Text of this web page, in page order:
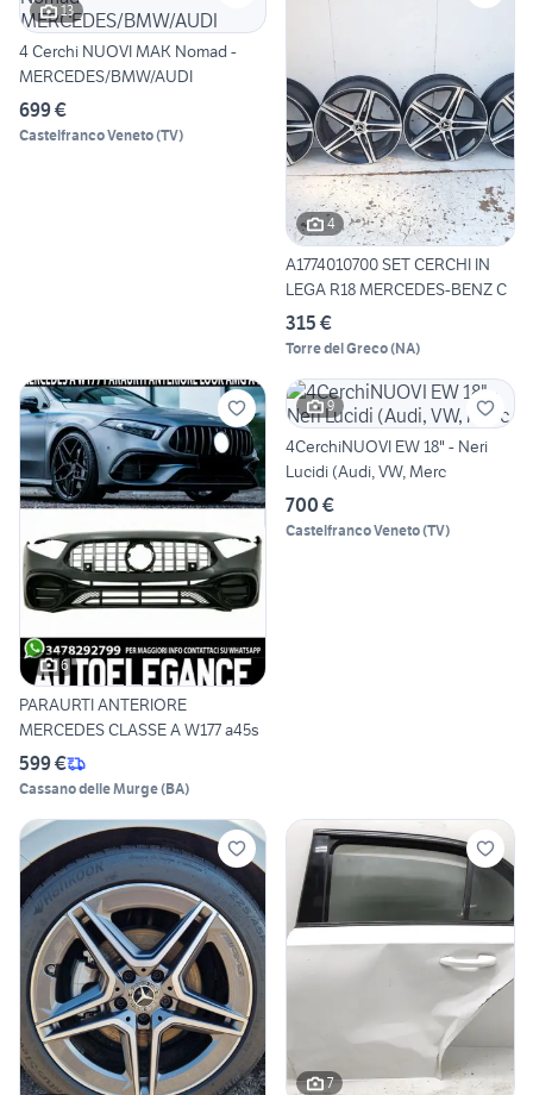
13
4 Cerchi NUOVI MAK Nomad -
MERCEDES/BMW/AUDI
699 €
Castelfranco Veneto(TV)
4
A1774010700 SET CERCHI IN
LEGA R18 MERCEDES-BENZ C
315 €
Torre del Greco(NA)
6
PARAURTI ANTERIORE
MERCEDES CLASSE A W177 a45s
599 €
Cassano delle Murge(BA)
9
4CerchiNUOVI EW 18" - Neri
Lucidi (Audi, VW, Merc
700 €
Castelfranco Veneto(TV)
7